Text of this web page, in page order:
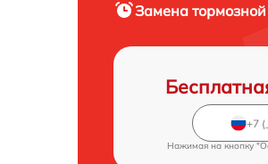
Замена
Нажимая на кнопку